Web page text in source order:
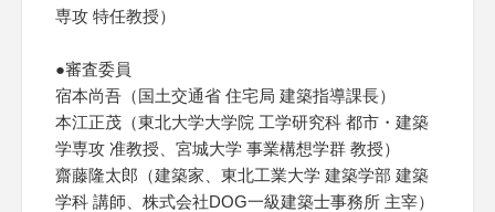
専攻 特任教授）
●審査委員
宿本尚吾（国土交通省 住宅局 建築指導課長）
本江正茂（東北大学大学院 工学研究科 都市・建築
学専攻 准教授、宮城大学 事業構想学群 教授）
齋藤隆太郎（建築家、東北工業大学 建築学部 建築
学科 講師、株式会社DOG一級建築士事務所 主宰）